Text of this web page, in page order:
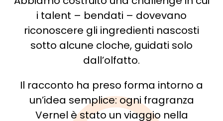
i talent – bendati – dovevano
riconoscere gli ingredienti nascosti
sotto alcune cloche, guidati solo
dall’olfatto.
Il racconto ha preso forma intorno a
un’idea semplice: ogni fragranza
Vernel è stato un viaggio nella